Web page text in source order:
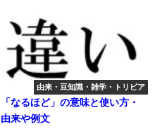
由来・豆知識・雑学・トリビア
「なるほど」の意味と使い方・
由来や例文